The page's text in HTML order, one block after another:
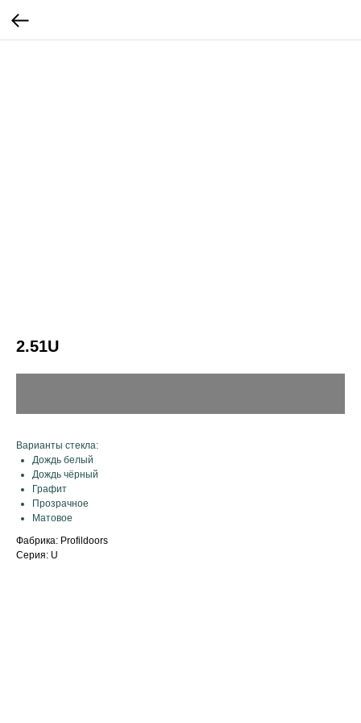
2.51U
Варианты стекла:
Дождь белый
Дождь чёрный
Графит
Прозрачное
Матовое
Фабрика: Profildoors
Серия: U